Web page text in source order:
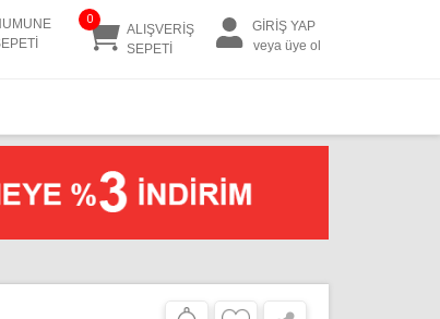
0
ALIŞVERİŞ
SEPETİ
GİRİŞ YAP
veya üye ol